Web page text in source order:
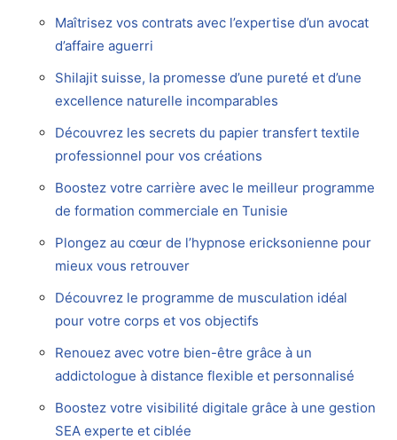
Maîtrisez vos contrats avec l’expertise d’un avocat
d’affaire aguerri
Shilajit suisse, la promesse d’une pureté et d’une
excellence naturelle incomparables
Découvrez les secrets du papier transfert textile
professionnel pour vos créations
Boostez votre carrière avec le meilleur programme
de formation commerciale en Tunisie
Plongez au cœur de l’hypnose ericksonienne pour
mieux vous retrouver
Découvrez le programme de musculation idéal
pour votre corps et vos objectifs
Renouez avec votre bien-être grâce à un
addictologue à distance flexible et personnalisé
Boostez votre visibilité digitale grâce à une gestion
SEA experte et ciblée